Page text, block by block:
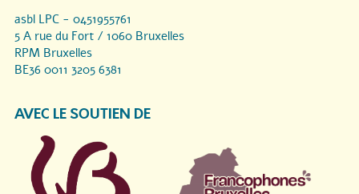
asbl LPC - 0451955761
5 A rue du Fort / 1060 Bruxelles
RPM Bruxelles
BE36 0011 3205 6381
AVEC LE SOUTIEN DE